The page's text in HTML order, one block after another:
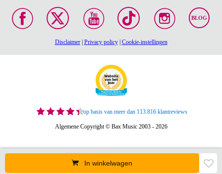
In winkelwagen
BLOG
Disclaimer| Privacy policy| Cookie-instellingen
op basis van meer dan 113.816 klantreviews
Algemene Copyright © Bax Music 2003 - 2026